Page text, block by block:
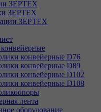
ЗЕРТЕХ
ЗЕРТЕХ
ЗЕРТЕХ
конвейерные D76
конвейерные D89
конвейерные D102
конвейерные D108
лента
оборудование